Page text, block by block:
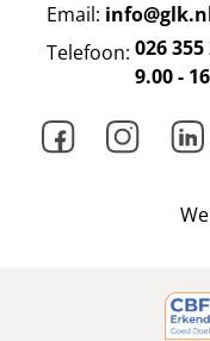
Email:
Telefoon: 026
9.00 -